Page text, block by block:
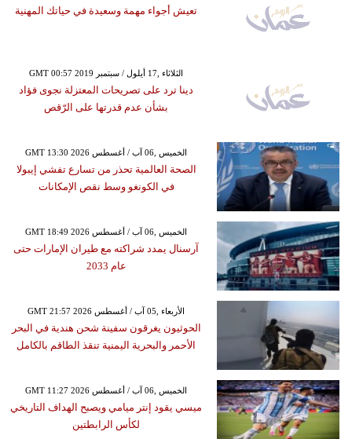
تعيش أجواء مهمة وسعيدة في حياتك المهنية
GMT 00:57 2019 الثلاثاء ,17 أيلول / سبتمبر
دينا ترد على تصريحات المعتزلة نجوى فؤاد
بشأن عدم قدرتها على الرّقص
GMT 13:30 2026 الخميس ,06 آب / أغسطس
الصحة العالمية تحذر من تسارع تفشي إيبولا
في الكونغو وسط نقص الإمكانات
GMT 18:49 2026 الخميس ,06 آب / أغسطس
آرسنال يمدد شراكته مع طيران الإمارات حتى
عام 2033
GMT 21:57 2026 الأربعاء ,05 آب / أغسطس
الحوثيون يغرقون سفينة شحن هندية في البحر
الأحمر والبحرية اليمنية تنقذ الطاقم بالكامل
GMT 11:27 2026 الخميس ,06 آب / أغسطس
ميسي يقود إنتر ميامي ويصبح الهداف التاريخي
لكأس الرابطتين